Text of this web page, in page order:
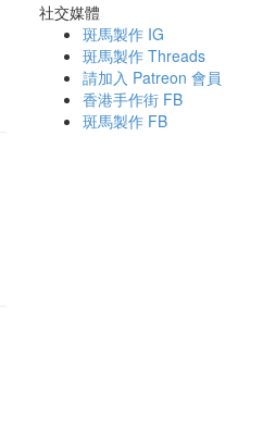
社交媒體
斑馬製作 IG
斑馬製作 Threads
請加入 Patreon 會員
香港手作街 FB
斑馬製作 FB